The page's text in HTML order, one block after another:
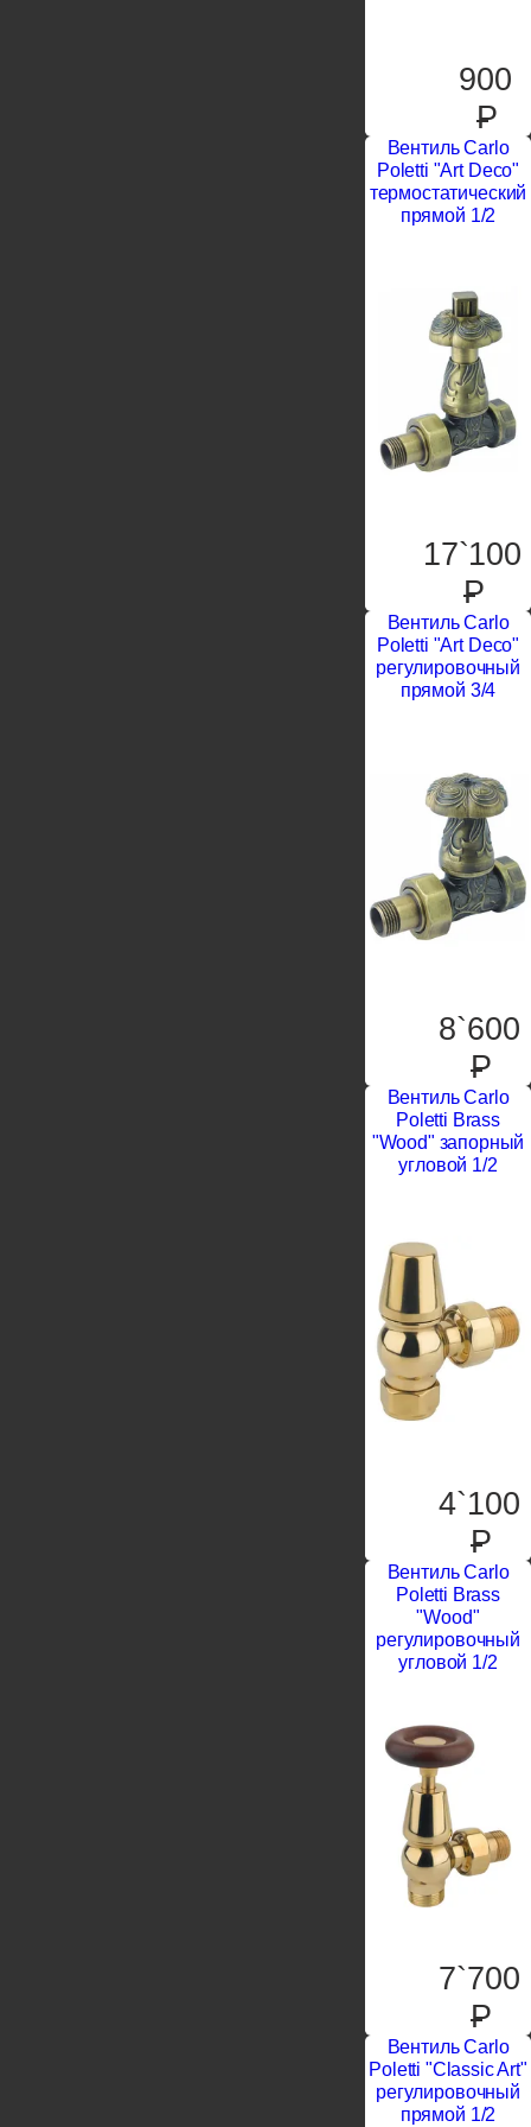
900
P
Вентиль Carlo
Poletti "Art Deco"
термостатический
прямой 1/2
17`100
P
Вентиль Carlo
Poletti "Art Deco"
регулировочный
прямой 3/4
8`600
P
Вентиль Carlo
Poletti Brass
"Wood" запорный
угловой 1/2
4`100
P
Вентиль Carlo
Poletti Brass
"Wood"
регулировочный
угловой 1/2
7`700
P
Вентиль Carlo
Poletti "Classic Art"
регулировочный
прямой 1/2